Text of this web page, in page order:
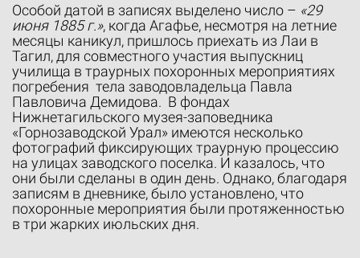
Особой датой в записях выделено число – «29
июня 1885 г.», когда Агафье, несмотря на летние
месяцы каникул, пришлось приехать из Лаи в
Тагил, для совместного участия выпускниц
училища в траурных похоронных мероприятиях
погребения тела заводовладельца Павла
Павловича Демидова. В фондах
Нижнетагильского музея-заповедника
«Горнозаводской Урал» имеются несколько
фотографий фиксирующих траурную процессию
на улицах заводского поселка. И казалось, что
они были сделаны в один день. Однако, благодаря
записям в дневнике, было установлено, что
похоронные мероприятия были протяженностью
в три жарких июльских дня.